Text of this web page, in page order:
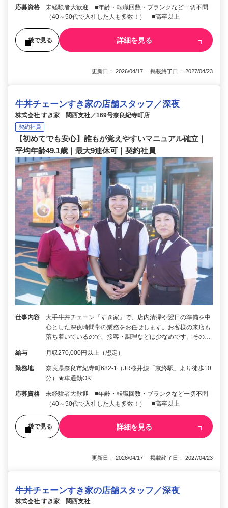
応募資格
未経験者大歓迎 ■年齢・転職回数・ブランクなど一切不問
（40～50代で入社した人も多数！） ■高卒以上
後で見る 詳細を見る
更新日： 2026/04/17 掲載終了日： 2027/04/23
牛丼チェーンすき家の店舗スタッフ／深夜
株式会社 すき家 関西支社／169号奈良紀寺町店
契約社員
【初めてでも安心】誰もが覚えやすいマニュアル確立｜
平均年齢49.1歳｜最大9連休可｜契約社員
仕事内容
大手牛丼チェーン『すき家』で、店内清掃や翌日の準備を中
心とした深夜時間帯の業務をお任せします。お客様の来店も
落ち着いているので、接客・調理などは少なめです。その…
給与 月収270,000円以上（想定）
勤務地
奈良県奈良市紀寺町682-1（JR桜井線「京終駅」より徒歩10
分）★車通勤OK
応募資格
未経験者大歓迎 ■年齢・転職回数・ブランクなど一切不問
（40～50代で入社した人も多数！） ■高卒以上
後で見る 詳細を見る
更新日： 2026/04/17 掲載終了日： 2027/04/23
牛丼チェーンすき家の店舗スタッフ／深夜
株式会社 すき家 関西支社